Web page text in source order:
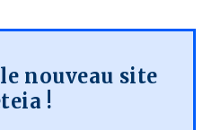
nouveau site
!